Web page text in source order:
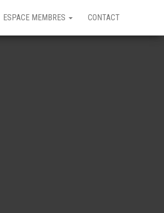
ESPACE MEMBRES CONTACT